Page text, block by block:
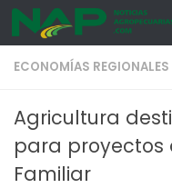
Skip to content
ECONOMÍAS REGIONALES
Agricultura
para proyectos
Familiar